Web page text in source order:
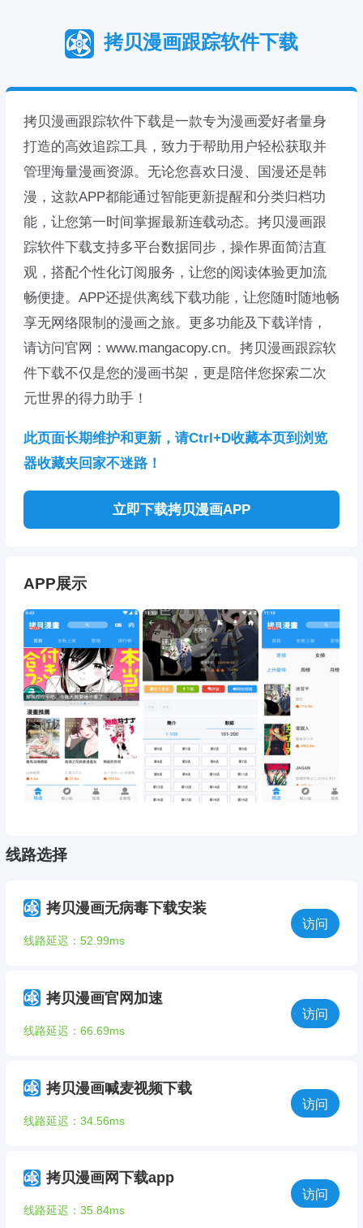
拷贝漫画跟踪软件下载
拷贝漫画跟踪软件下载是一款专为漫画爱好者量身
打造的高效追踪工具，致力于帮助用户轻松获取并
管理海量漫画资源。无论您喜欢日漫、国漫还是韩
漫，这款APP都能通过智能更新提醒和分类归档功
能，让您第一时间掌握最新连载动态。拷贝漫画跟
踪软件下载支持多平台数据同步，操作界面简洁直
观，搭配个性化订阅服务，让您的阅读体验更加流
畅便捷。APP还提供离线下载功能，让您随时随地畅
享无网络限制的漫画之旅。更多功能及下载详情，
请访问官网：www.mangacopy.cn。拷贝漫画跟踪软
件下载不仅是您的漫画书架，更是陪伴您探索二次
元世界的得力助手！
此页面长期维护和更新，请Ctrl+D收藏本页到浏览
器收藏夹回家不迷路！
立即下载拷贝漫画APP
APP展示
线路选择
拷贝漫画无病毒下载安装
线路延迟：52.99ms
访问
拷贝漫画官网加速
线路延迟：66.69ms
访问
拷贝漫画喊麦视频下载
线路延迟：34.56ms
访问
拷贝漫画网下载app
线路延迟：35.84ms
访问